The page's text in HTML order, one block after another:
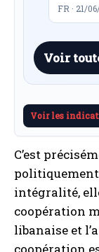
FR · 21/
Voir
Voir les
C’est
intégralité,
coopération
libanaise et
coopération